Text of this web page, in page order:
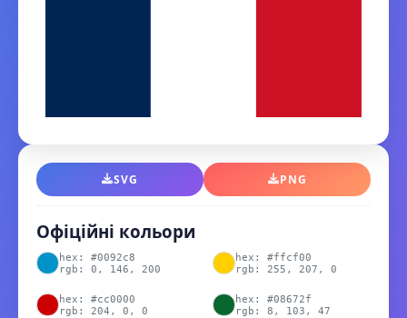
SVG PNG
Офіційні кольори
hex: #0092c8
rgb: 0, 146, 200
hex: #ffcf00
rgb: 255, 207, 0
hex: #cc0000
rgb: 204, 0, 0
hex: #08672f
rgb: 8, 103, 47